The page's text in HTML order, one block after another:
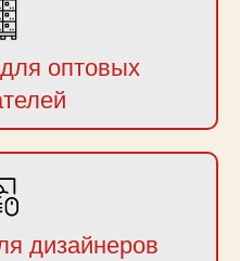
оптовых
дизайнеров